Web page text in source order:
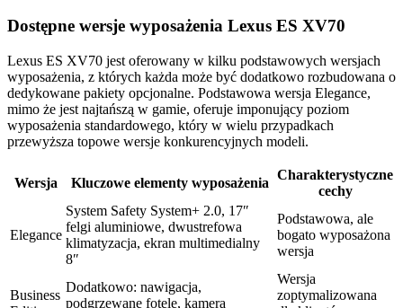
Dostępne wersje wyposażenia Lexus ES XV70
Lexus ES XV70 jest oferowany w kilku podstawowych wersjach
wyposażenia, z których każda może być dodatkowo rozbudowana o
dedykowane pakiety opcjonalne. Podstawowa wersja Elegance,
mimo że jest najtańszą w gamie, oferuje imponujący poziom
wyposażenia standardowego, który w wielu przypadkach
przewyższa topowe wersje konkurencyjnych modeli.
Wersja Kluczowe elementy wyposażenia
Charakterystyczne
cechy
Elegance
System Safety System+ 2.0, 17″
felgi aluminiowe, dwustrefowa
klimatyzacja, ekran multimedialny
8″
Podstawowa, ale
bogato wyposażona
wersja
Business
Dodatkowo: nawigacja,
podgrzewane fotele, kamera
Wersja
zoptymalizowana